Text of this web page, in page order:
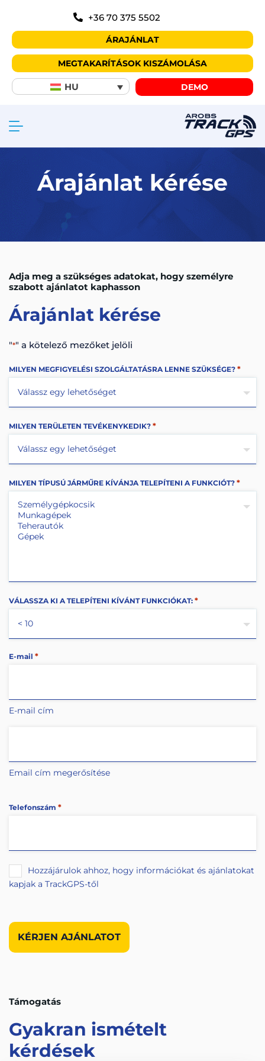
+36 70 375 5502
ÁRAJÁNLAT
MEGTAKARÍTÁSOK KISZÁMOLÁSA
HU DEMO
Árajánlat kérése
Adja meg a szükséges adatokat, hogy személyre
szabott ajánlatot kaphasson
Árajánlat kérése
"*" a kötelező mezőket jelöli
MILYEN MEGFIGYELÉSI SZOLGÁLTATÁSRA LENNE SZÜKSÉGE? *
MILYEN TERÜLETEN TEVÉKENYKEDIK? *
MILYEN TÍPUSÚ JÁRMŰRE KÍVÁNJA TELEPÍTENI A FUNKCIÓT? *
VÁLASSZA KI A TELEPÍTENI KÍVÁNT FUNKCIÓKAT: *
E-mail *
E-mail cím
Email cím megerősítése
Telefonszám *
Hozzájárulok ahhoz, hogy információkat és ajánlatokat
kapjak a TrackGPS-től
Támogatás
Gyakran ismételt
kérdések